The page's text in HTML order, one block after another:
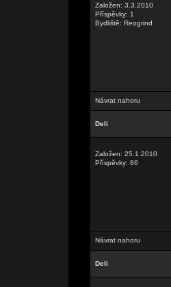
Založen: 3.3.2010
Příspěvky: 1
Bydliště: Reogrind
Návrat nahoru
Deli
Založen: 25.1.2010
Příspěvky: 86
Návrat nahoru
Deli